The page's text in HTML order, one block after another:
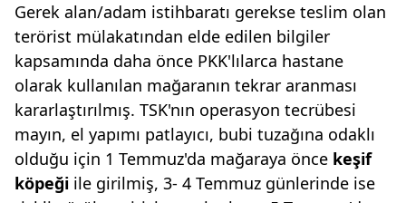
Gerek alan/adam istihbaratı gerekse teslim olan
terörist mülakatından elde edilen bilgiler
kapsamında daha önce PKK'lılarca hastane
olarak kullanılan mağaranın tekrar aranması
kararlaştırılmış. TSK'nın operasyon tecrübesi
mayın, el yapımı patlayıcı, bubi tuzağına odaklı
olduğu için 1 Temmuz'da mağaraya önce keşif
köpeği ile girilmiş, 3- 4 Temmuz günlerinde ise